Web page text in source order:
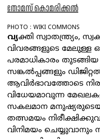
തോമസ് കൊമരിക്കൽ
PHOTO : WIKI COMMONS
വ്യക്തി സ്വാതന്ത്ര്യം,
വിവരങ്ങളുടെ
പരമാധികാരം
സങ്കൽപ്പങ്ങളും
ആവിർഭാവത്തോടെ
വിധേയമാവുന്ന
സകലമാന
തത്സമയം
വിനിമയം ചെയ്യുവാനും